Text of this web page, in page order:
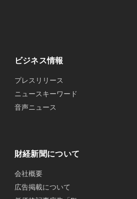
ビジネス情報
プレスリリース
ニュースキーワード
音声ニュース
財経新聞について
会社概要
広告掲載について